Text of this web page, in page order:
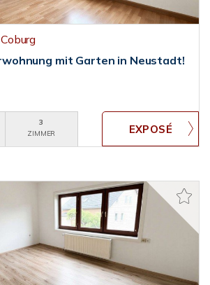
mit Garten in Neustadt!
3
ZIMMER